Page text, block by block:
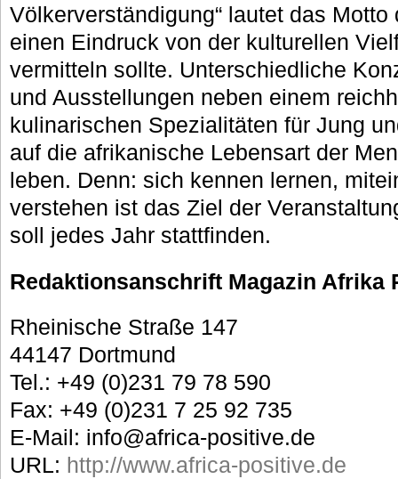
Völkerverständigung“ lautet das
einen Eindruck von der kulturellen
vermitteln sollte. Unterschiedliche
und Ausstellungen neben einem
kulinarischen Spezialitäten für Jung
auf die afrikanische Lebensart der
leben. Denn: sich kennen lernen,
verstehen ist das Ziel der
soll jedes Jahr stattfinden.
Redaktionsanschrift Magazin Afrika
Rheinische Straße 147
44147 Dortmund
Tel.: +49 (0)231 79 78 590
Fax: +49 (0)231 7 25 92 735
E-Mail: info@africa-positive.de
URL: http://www.africa-positive.de